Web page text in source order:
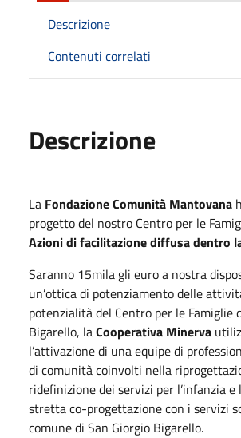
Descrizione
Contenuti correlati
Descrizione
La Fondazione Comunità Mantovana
progetto del nostro Centro per le
Azioni di facilitazione diffusa dentro
Saranno 15mila gli euro a nostra
un’ottica di potenziamento delle
potenzialità del Centro per le Famiglie
Bigarello, laCooperativa Minerva
l’attivazione di una equipe di
di comunità coinvolti nella
ridefinizione dei servizi per l’infanzia e
stretta co-progettazione con i servizi
comune di San Giorgio Bigarello.